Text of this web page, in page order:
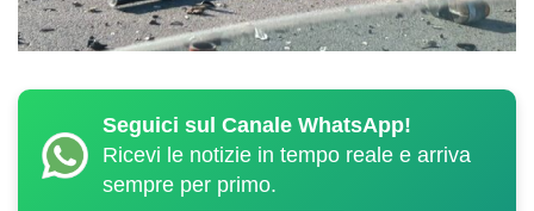
Seguici sul Canale WhatsApp!
Ricevi le notizie in tempo reale e arriva
sempre per primo.